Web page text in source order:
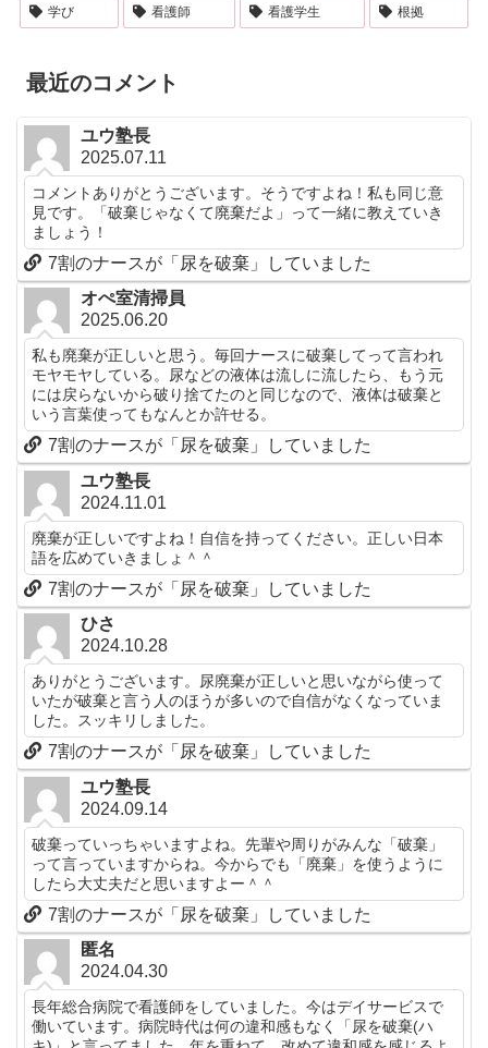
学び 看護師 看護学生 根拠
最近のコメント
ユウ塾長
2025.07.11
コメントありがとうございます。そうですよね！私も同じ意
見です。「破棄じゃなくて廃棄だよ」って一緒に教えていき
ましょう！
7割のナースが「尿を破棄」していました
オぺ室清掃員
2025.06.20
私も廃棄が正しいと思う。毎回ナースに破棄してって言われ
モヤモヤしている。尿などの液体は流しに流したら、もう元
には戻らないから破り捨てたのと同じなので、液体は破棄と
いう言葉使ってもなんとか許せる。
7割のナースが「尿を破棄」していました
ユウ塾長
2024.11.01
廃棄が正しいですよね！自信を持ってください。正しい日本
語を広めていきましょ＾＾
7割のナースが「尿を破棄」していました
ひさ
2024.10.28
ありがとうございます。尿廃棄が正しいと思いながら使って
いたが破棄と言う人のほうが多いので自信がなくなっていま
した。スッキリしました。
7割のナースが「尿を破棄」していました
ユウ塾長
2024.09.14
破棄っていっちゃいますよね。先輩や周りがみんな「破棄」
って言っていますからね。今からでも「廃棄」を使うように
したら大丈夫だと思いますよー＾＾
7割のナースが「尿を破棄」していました
匿名
2024.04.30
長年総合病院で看護師をしていました。今はデイサービスで
働いています。病院時代は何の違和感もなく「尿を破棄(ハ